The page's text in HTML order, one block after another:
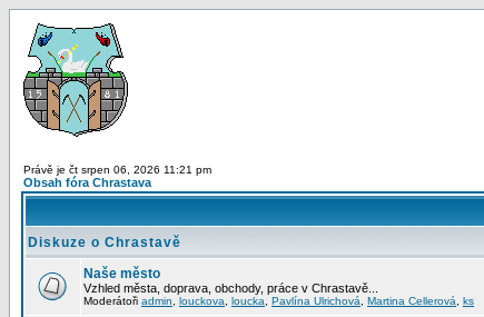
Právě je čt srpen 06, 2026 11:21 pm
Obsah fóra Chrastava
Diskuze o Chrastavě
Naše město
Vzhled města, doprava, obchody, práce v Chrastavě...
Moderátoři admin louckova loucka Pavlína Ulrichová Martina Cellerová ks